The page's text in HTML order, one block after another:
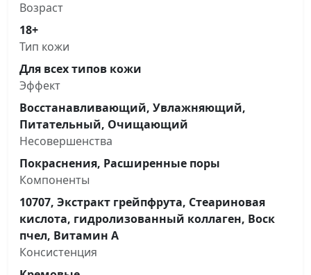
Возраст
18+
Тип кожи
Для всех типов кожи
Эффект
Восстанавливающий, Увлажняющий,
Питательный, Очищающий
Несовершенства
Покраснения, Расширенные поры
Компоненты
10707, Экстракт грейпфрута, Стеариновая
кислота, гидролизованный коллаген, Воск
пчел, Витамин А
Консистенция